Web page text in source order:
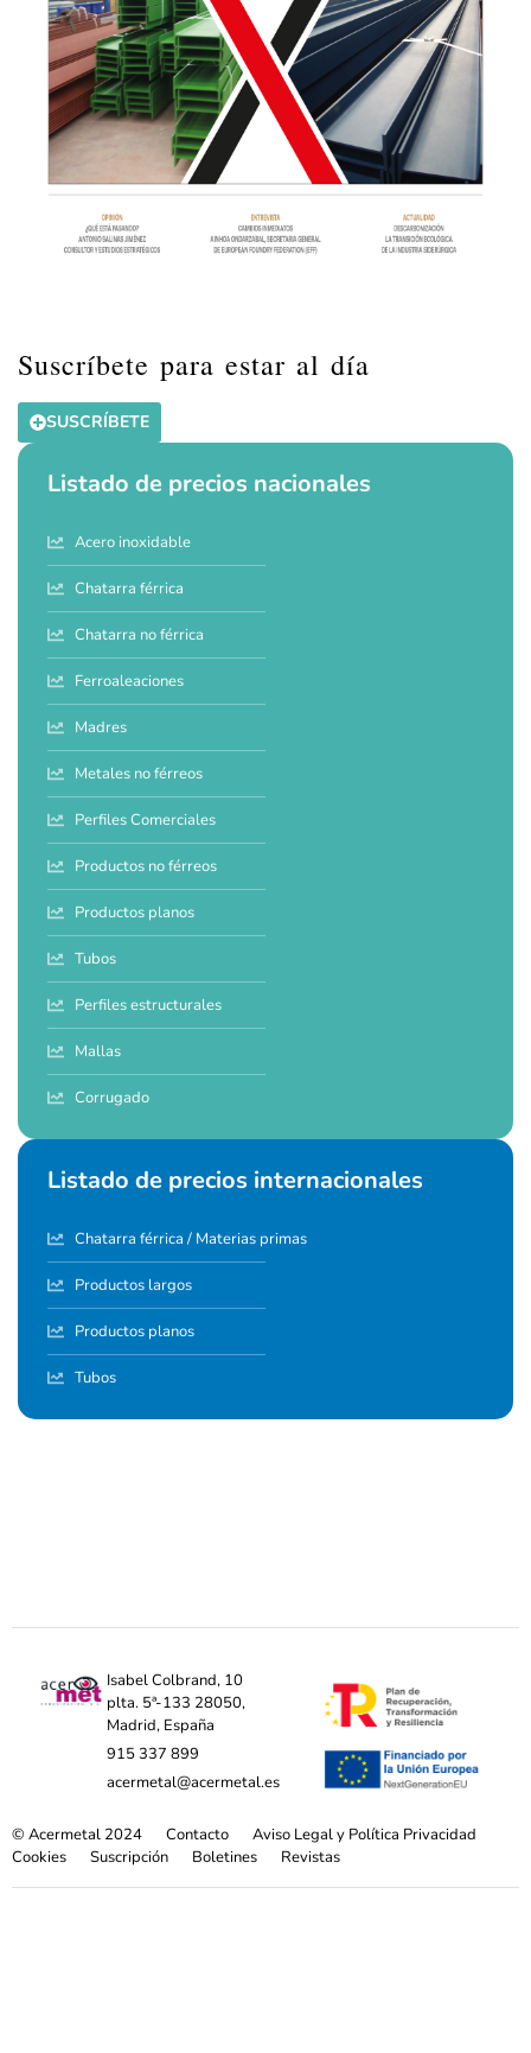
Suscríbete para estar al día
SUSCRÍBETE
Listado de precios nacionales
Acero inoxidable
Chatarra férrica
Chatarra no férrica
Ferroaleaciones
Madres
Metales no férreos
Perfiles Comerciales
Productos no férreos
Productos planos
Tubos
Perfiles estructurales
Mallas
Corrugado
Listado de precios internacionales
Chatarra férrica / Materias primas
Productos largos
Productos planos
Tubos
Isabel Colbrand, 10
plta. 5ª-133 28050,
Madrid, España
915 337 899
acermetal@acermetal.es
© Acermetal 2024 Contacto
Aviso Legal y Política Privacidad
Cookies
Suscripción Boletines Revistas